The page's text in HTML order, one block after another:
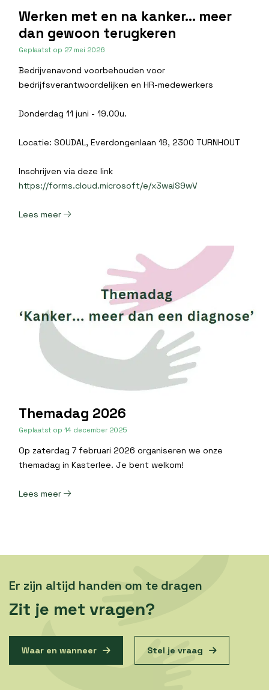
Werken met en na kanker... meer
dan gewoon terugkeren
Geplaatst op 27 mei 2026
Bedrijvenavond voorbehouden voor
bedrijfsverantwoordelijken en HR-medewerkers
Donderdag 11 juni - 19.00u.
Locatie: SOUDAL, Everdongenlaan 18, 2300 TURNHOUT
Inschrijven via deze link
https://forms.cloud.microsoft/e/x3waiS9wV
Lees meer
Themadag 2026
Geplaatst op 14 december 2025
Op zaterdag 7 februari 2026 organiseren we onze
themadag in Kasterlee. Je bent welkom!
Lees meer
Er zijn altijd handen om te dragen
Zit je met vragen?
Waar en wanneer Stel je vraag